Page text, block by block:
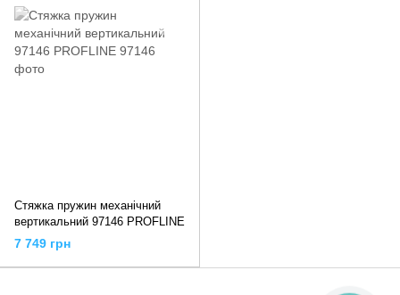
Стяжка пружин механічний
вертикальний 97146 PROFLINE
7 749 грн